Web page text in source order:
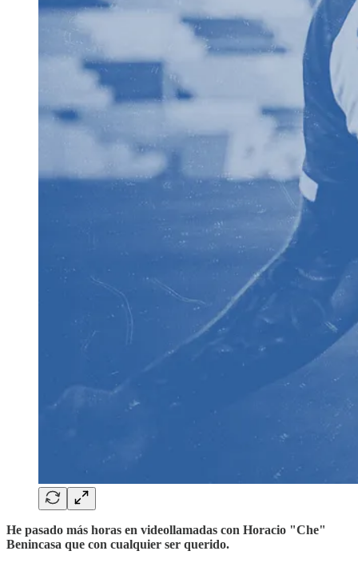
He pasado más horas en videollamadas con Horacio "Che"
Benincasa que con cualquier ser querido.